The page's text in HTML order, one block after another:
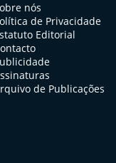
nós
de Privacidade
Editorial
de Publicações